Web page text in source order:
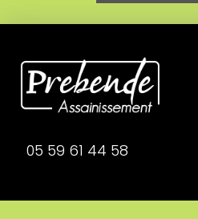
05 59 61 44 58